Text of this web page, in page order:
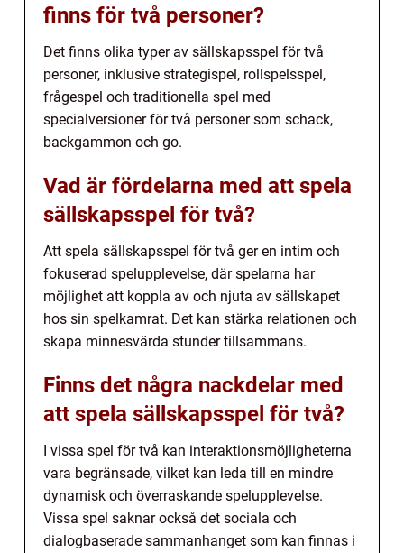
finns för två personer?
Det finns olika typer av sällskapsspel för två
personer, inklusive strategispel, rollspelsspel,
frågespel och traditionella spel med
specialversioner för två personer som schack,
backgammon och go.
Vad är fördelarna med att spela
sällskapsspel för två?
Att spela sällskapsspel för två ger en intim och
fokuserad spelupplevelse, där spelarna har
möjlighet att koppla av och njuta av sällskapet
hos sin spelkamrat. Det kan stärka relationen och
skapa minnesvärda stunder tillsammans.
Finns det några nackdelar med
att spela sällskapsspel för två?
I vissa spel för två kan interaktionsmöjligheterna
vara begränsade, vilket kan leda till en mindre
dynamisk och överraskande spelupplevelse.
Vissa spel saknar också det sociala och
dialogbaserade sammanhanget som kan finnas i